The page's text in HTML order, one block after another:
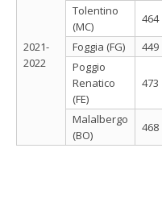
2021-
2022
Tolentino
(MC)
464
Foggia (FG)
449
Poggio
Renatico
(FE)
473
Malalbergo
(BO)
468